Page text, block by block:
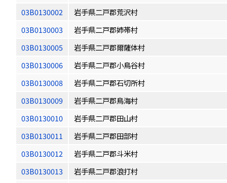
03B0130002
岩手県二戸郡荒沢村
03B0130003
岩手県二戸郡姉帯村
03B0130005
岩手県二戸郡爾薩体村
03B0130006
岩手県二戸郡小鳥谷村
03B0130008
岩手県二戸郡石切所村
03B0130009
岩手県二戸郡鳥海村
03B0130010
岩手県二戸郡田山村
03B0130011
岩手県二戸郡田部村
03B0130012
岩手県二戸郡斗米村
03B0130013
岩手県二戸郡浪打村